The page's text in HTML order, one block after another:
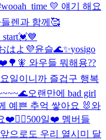
💛 얘기 해요
렌과 함께🥰
はよ💜윤슬🌊✨yosigo
와우들 뭐해용??
일이니까 즐겁구 행복
오랜만에 bad girl
예쁜 추억 쌓아요 🐰와
❤️🙆‍♀️500일❤️ 멤버들
으로도 우리 열시미 달